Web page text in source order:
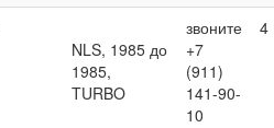
NLS, 1985 до
1985,
TURBO
звоните
+7
(911)
141-90-
10
4